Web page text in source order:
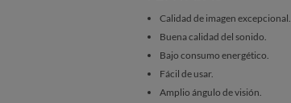
Calidad de imagen excepcional.
Buena calidad del sonido.
Bajo consumo energético.
Fácil de usar.
Amplio ángulo de visión.